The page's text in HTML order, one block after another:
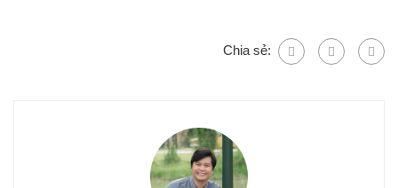
Chia sẻ: